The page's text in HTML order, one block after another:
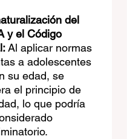
del
y el Código
Al aplicar normas
a adolescentes
su edad, se
el principio de
lo que podría